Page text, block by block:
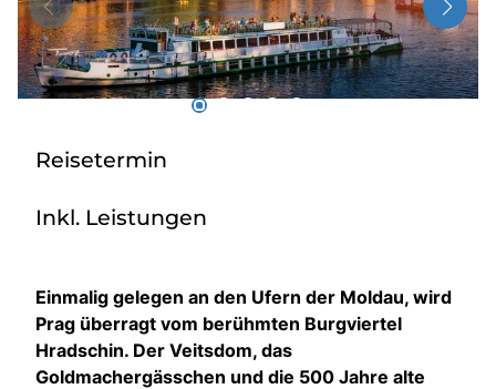
Gutscheinshop
Über bus dich weg!
Radio!
Sie befinden sich in:
Österreich
Deutschland
Reisetermin
Inkl. Leistungen
Einmalig gelegen an den Ufern der Moldau, wird
Prag überragt vom berühmten Burgviertel
Hradschin. Der Veitsdom, das
Goldmachergässchen und die 500 Jahre alte